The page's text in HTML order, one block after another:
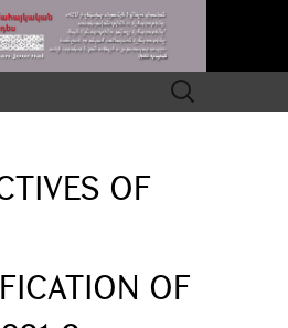
Search
for:
OF
OF